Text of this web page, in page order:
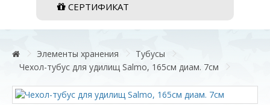
СЕРТИФИКАТ
Элементы хранения
Тубусы
Чехол-тубус для удилищ Salmo, 165см диам. 7см